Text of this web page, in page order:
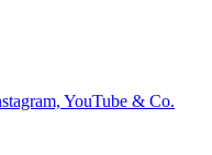
YouTube & Co.